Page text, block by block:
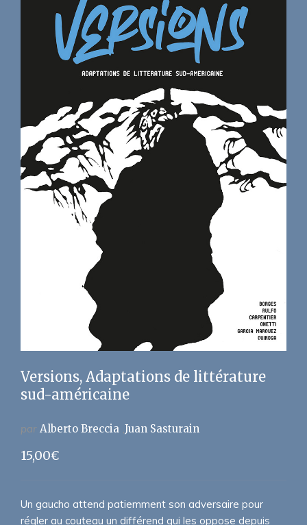
Versions, Adaptations de littérature
sud-américaine
par Alberto Breccia Juan Sasturain
15,00€
Un gaucho attend patiemment son adversaire pour
régler au couteau un différend qui les oppose depuis